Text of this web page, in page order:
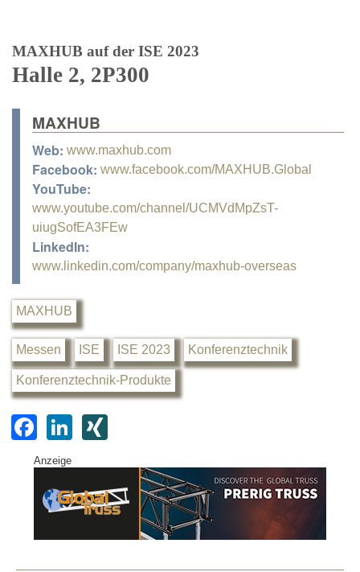
MAXHUB auf der ISE 2023
Halle 2, 2P300
MAXHUB
Web: www.maxhub.com
Facebook: www.facebook.com/MAXHUB.Global
YouTube:
www.youtube.com/channel/UCMVdMpZsT-
uiugSofEA3FEw
LinkedIn:
www.linkedin.com/company/maxhub-overseas
MAXHUB
Messen ISE ISE 2023 Konferenztechnik
Konferenztechnik-Produkte
F
a
c
e
Li
k
e
G
Anzeige